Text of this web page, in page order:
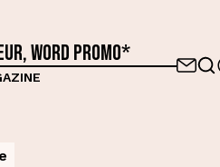
word proMO*